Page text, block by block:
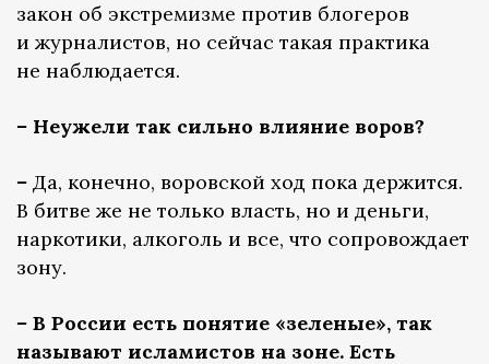
закон об экстремизме против блогеров
и журналистов, но сейчас такая практика
не наблюдается.
– Неужели так сильно влияние воров?
– Да, конечно, воровской ход пока держится.
В битве же не только власть, но и деньги,
наркотики, алкоголь и все, что сопровождает
зону.
– В России есть понятие «зеленые», так
называют исламистов на зоне. Есть